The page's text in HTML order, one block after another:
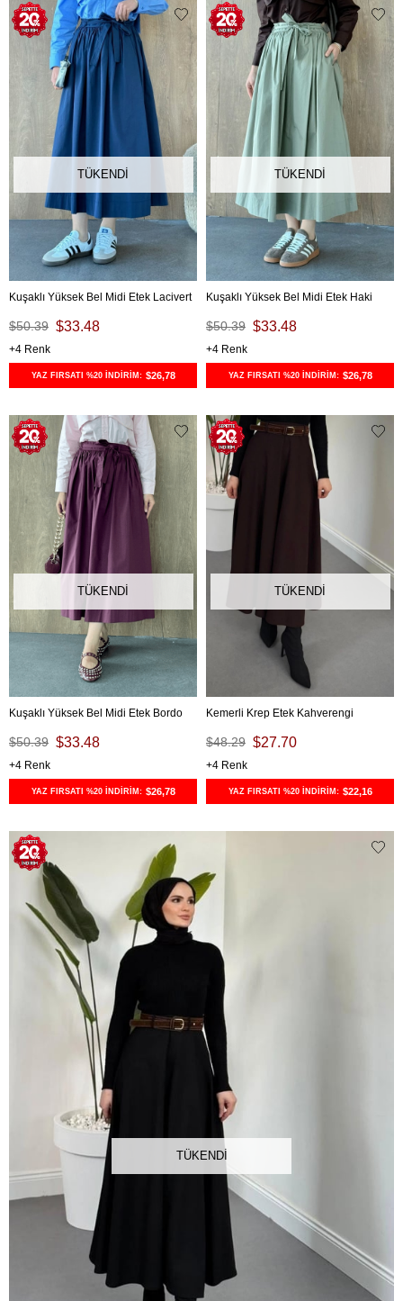
TÜKENDI
Kuşaklı Yüksek Bel Midi Etek Lacivert
$33.48
$50.39
4
YAZ FIRSATI %20 İNDİRİM: $26,78
TÜKENDI
Kuşaklı Yüksek Bel Midi Etek Haki
$33.48
$50.39
4
YAZ FIRSATI %20 İNDİRİM: $26,78
TÜKENDI
Kuşaklı Yüksek Bel Midi Etek Bordo
$33.48
$50.39
4
YAZ FIRSATI %20 İNDİRİM: $26,78
TÜKENDI
Kemerli Krep Etek Kahverengi
$27.70
$48.29
4
YAZ FIRSATI %20 İNDİRİM: $22,16
TÜKENDI